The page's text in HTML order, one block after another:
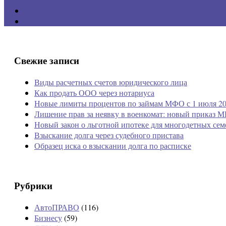
Свежие записи
Виды расчетных счетов юридического лица
Как продать ООО через нотариуса
Новые лимиты процентов по займам МФО с 1 июля
Лишение прав за неявку в военкомат: новый приказ
Новый закон о льготной ипотеке для многодетных
Взыскание долга через судебного пристава
Образец иска о взыскании долга по расписке
Рубрики
АвтоПРАВО (116)
Бизнесу(59)